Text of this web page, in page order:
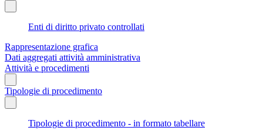
Enti di diritto privato controllati
Rappresentazione grafica
Dati aggregati attività amministrativa
Attività e procedimenti
Tipologie di procedimento
Tipologie di procedimento - in formato tabellare